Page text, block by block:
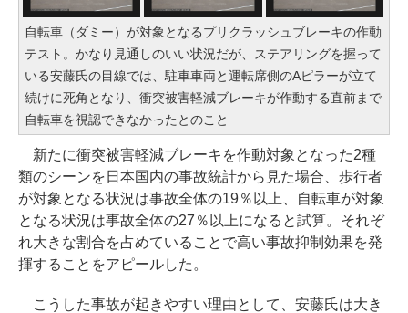
自転車（ダミー）が対象となるプリクラッシュブレーキの作動
テスト。かなり見通しのいい状況だが、ステアリングを握って
いる安藤氏の目線では、駐車車両と運転席側のAピラーが立て
続けに死角となり、衝突被害軽減ブレーキが作動する直前まで
自転車を視認できなかったとのこと
新たに衝突被害軽減ブレーキを作動対象となった2種
類のシーンを日本国内の事故統計から見た場合、歩行者
が対象となる状況は事故全体の19％以上、自転車が対象
となる状況は事故全体の27％以上になると試算。それぞ
れ大きな割合を占めていることで高い事故抑制効果を発
揮することをアピールした。
こうした事故が起きやすい理由として、安藤氏は大き